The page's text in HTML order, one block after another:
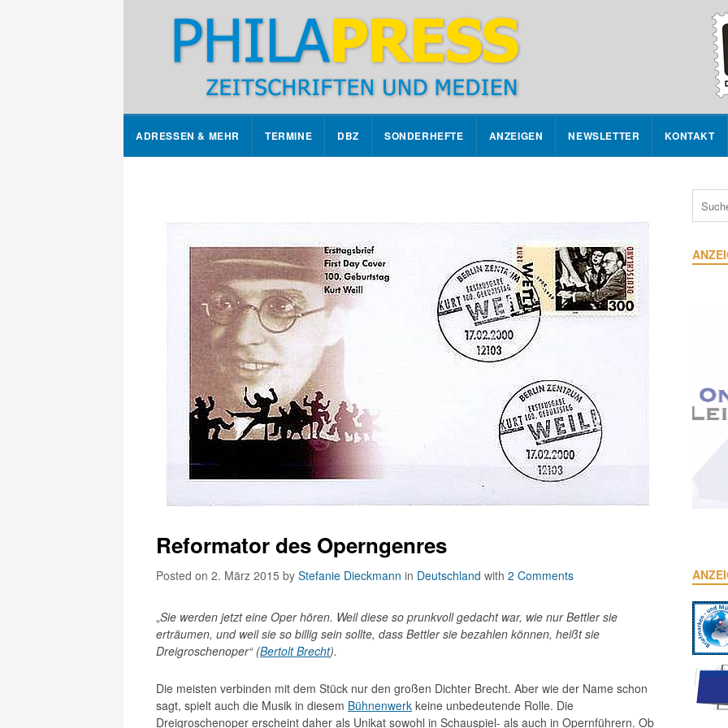
ADRESSEN & MEHR TERMINE DBZ SONDERHEFTE ANZEIGEN NEWSLETTER KONTAKT
Reformator des Operngenres
Posted on 2. März 2015 by Stefanie Dieckmann in Deutschland with 2 Comments
„Sie werden jetzt eine Oper hören. Weil diese so prunkvoll gedacht war, wie nur Bettler sie
erträumen, und weil sie so billig sein sollte, dass Bettler sie bezahlen können, heißt sie
Dreigroschenoper“ (Bertolt Brecht).
Die meisten verbinden mit dem Stück nur den großen Dichter Brecht. Aber wie der Name schon
sagt, spielt auch die Musik in diesem Bühnenwerk keine unbedeutende Rolle. Die
Dreigroschenoper erscheint daher als Unikat sowohl in Schauspiel- als auch in Opernführern. Ob